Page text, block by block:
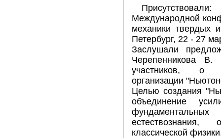
Международной
механики твердых
Петербург, 22 - 27
Заслушали
Черепенникова В.
участников, о
организации
Целью создания
объединение
классической